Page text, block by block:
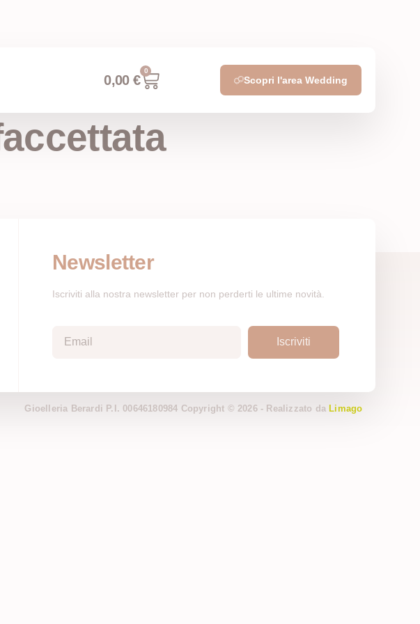
0,00 €
0
Scopri l'area Wedding
Newsletter
Iscriviti alla nostra newsletter per non perderti le ultime novità.
Iscriviti
Gioelleria Berardi P.I. 00646180984 Copyright © 2026 - Realizzato da Limago